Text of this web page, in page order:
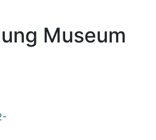
Museum